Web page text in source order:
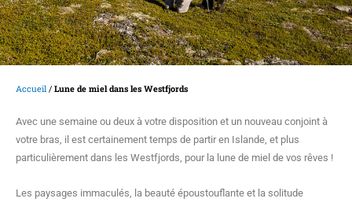
Accueil / Lune de miel dans les Westfjords
Avec une semaine ou deux à votre disposition et un nouveau conjoint à
votre bras, il est certainement temps de partir en Islande, et plus
particulièrement dans les Westfjords, pour la lune de miel de vos rêves !
Les paysages immaculés, la beauté époustouflante et la solitude